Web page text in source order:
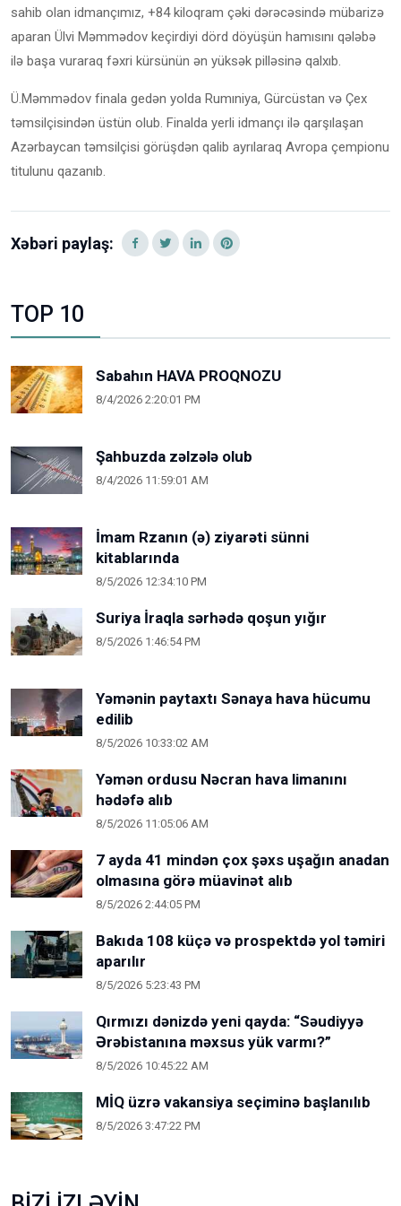
sahib olan idmançımız, +84 kiloqram çəki dərəcəsində mübarizə
aparan Ülvi Məmmədov keçirdiyi dörd döyüşün hamısını qələbə
ilə başa vuraraq fəxri kürsünün ən yüksək pilləsinə qalxıb.
Ü.Məmmədov finala gedən yolda Rumıniya, Gürcüstan və Çex
təmsilçisindən üstün olub. Finalda yerli idmançı ilə qarşılaşan
Azərbaycan təmsilçisi görüşdən qalib ayrılaraq Avropa çempionu
titulunu qazanıb.
Xəbəri paylaş:
TOP 10
Sabahın HAVA PROQNOZU
8/4/2026 2:20:01 PM
Şahbuzda zəlzələ olub
8/4/2026 11:59:01 AM
İmam Rzanın (ə) ziyarəti sünni
kitablarında
8/5/2026 12:34:10 PM
Suriya İraqla sərhədə qoşun yığır
8/5/2026 1:46:54 PM
Yəmənin paytaxtı Sənaya hava hücumu
edilib
8/5/2026 10:33:02 AM
Yəmən ordusu Nəcran hava limanını
hədəfə alıb
8/5/2026 11:05:06 AM
7 ayda 41 mindən çox şəxs uşağın anadan
olmasına görə müavinət alıb
8/5/2026 2:44:05 PM
Bakıda 108 küçə və prospektdə yol təmiri
aparılır
8/5/2026 5:23:43 PM
Qırmızı dənizdə yeni qayda: “Səudiyyə
Ərəbistanına məxsus yük varmı?”
8/5/2026 10:45:22 AM
MİQ üzrə vakansiya seçiminə başlanılıb
8/5/2026 3:47:22 PM